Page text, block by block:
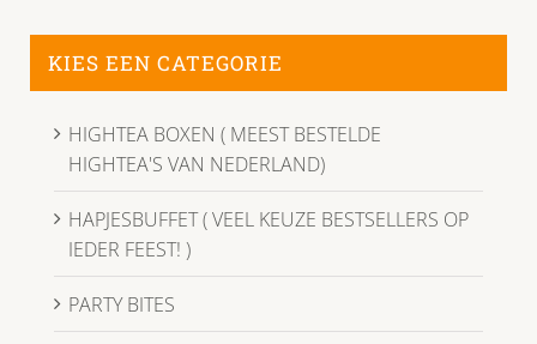
KIES EEN CATEGORIE
HIGHTEA BOXEN ( MEEST BESTELDE
HIGHTEA'S VAN NEDERLAND)
HAPJESBUFFET ( VEEL KEUZE BESTSELLERS OP
IEDER FEEST! )
PARTY BITES